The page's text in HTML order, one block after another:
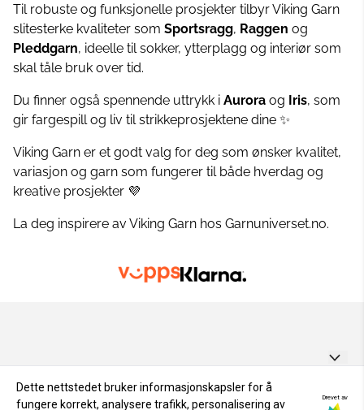
Til robuste og funksjonelle prosjekter tilbyr Viking Garn
slitesterke kvaliteter som Sportsragg, Raggen og
Pleddgarn, ideelle til sokker, ytterplagg og interiør som
skal tåle bruk over tid.
Du finner også spennende uttrykk i Aurora og Iris, som
gir fargespill og liv til strikkeprosjektene dine ✨
Viking Garn er et godt valg for deg som ønsker kvalitet,
variasjon og garn som fungerer til både hverdag og
kreative prosjekter 💜
La deg inspirere av Viking Garn hos Garnuniverset.no.
GARNUNIVERSET AS
Personvern
Dette nettstedet bruker informasjonskapsler for å
fungere korrekt, analysere trafikk, personalisering av
Drevet av